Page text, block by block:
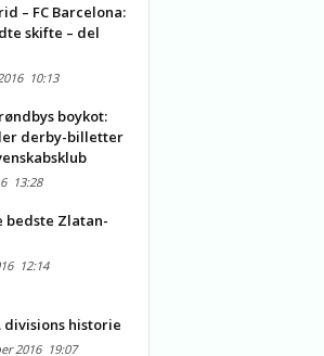
– FC Barcelona:
skifte – del
10:13
boykot:
derby-billetter
13:28
bedste Zlatan-
12:14
divisions historie
201619:07